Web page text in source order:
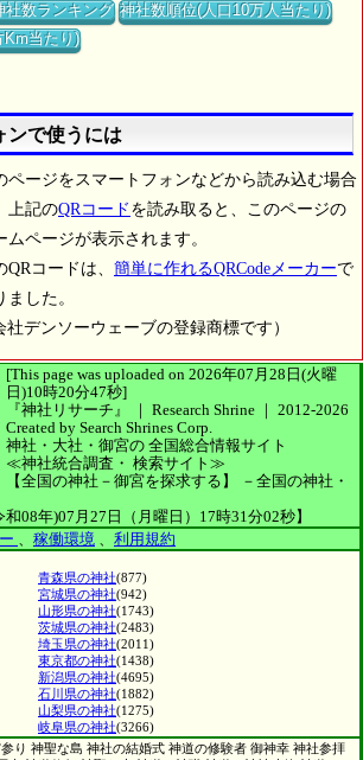
社数ランキング 神社数順位(人口10万人当たり)
Km当たり)
ンで使うには
ページをスマートフォンなどから読み込む場合
上記のQRコード を読み取ると、このページの
ムページが表示されます。
QRコードは、 簡単に作れるQRCodeメーカーで
ました。
社デンソーウェーブの登録商標です）
[This page was uploaded on 2026年07月28日(火曜
日)10時20分47秒]
『神社リサーチ』 ｜ Research Shrine ｜ 2012-2026
Created by Search Shrines Corp.
神社・大社・御宮の 全国総合情報サイト
≪神社統合調査・ 検索サイト≫
【全国の神社－御宮を探求する】
－全国の神社・
和08年)07月27日（月曜日）17時31分02秒】
、 稼働環境 、 利用規約
青森県の神社(877)
宮城県の神社(942)
山形県の神社(1743)
茨城県の神社(2483)
埼玉県の神社(2011)
東京都の神社(1438)
新潟県の神社(4695)
石川県の神社(1882)
山梨県の神社(1275)
岐阜県の神社(3266)
参り 神聖な島 神社の結婚式 神道の修験者 御神幸 神社参拝